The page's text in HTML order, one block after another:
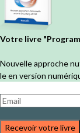
Votre livre
Nouvelle approche
le en version
Recevoir votre livre